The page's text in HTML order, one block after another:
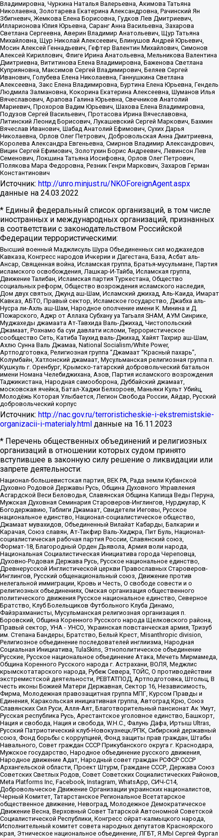
Владимировна, Чуркина Наталья Валерьевна, Акимова Татьяна
Николаевна, Золотарева Екатерина Александровна, Рачинский Ян
Збигневич, Жемкова Елена Борисовна, Гудков Лев Дмитриевич,
Илларионова Юлия Юрьевна, Саранг Анна Васильевна, Захарова
Светлана Сергеевна, Аверин Владимир Анатольевич, Щур Татьяна
Михайловна, Щур Николай Алексеевич, Блинушов Андрей Юрьевич,
Мосин Алексей Геннадьевич, Гефтер Валентин Михайлович, Симонов
Алексей Кириллович, Флиге Ирина Анатольевна, Мельникова Валентина
Дмитриевна, Вититинова Елена Владимировна, Баженова Светлана
Куприяновна, Максимов Сергей Владимирович, Беляев Сергей
Иванович, Голубева Елена Николаевна, Ганнушкина Светлана
Алексеевна, Закс Елена Владимировна, Буртина Елена Юрьевна, Гендель
Людмила Залмановна, Кокорина Екатерина Алексеевна, Шуманов Илья
Вячеславович, Арапова Галина Юрьевна, Свечников Анатолий
Мариевич, Прохоров Вадим Юрьевич, Шахова Елена Владимировна,
Подузов Сергей Васильевич, Протасова Ирина Вячеславовна,
Литинский Леонид Борисович, Лукашевский Сергей Маркович, Бахмин
Вячеслав Иванович, Шабад Анатолий Ефимович, Сухих Дарья
Николаевна, Орлов Олег Петрович, Добровольская Анна Дмитриевна,
Королева Александра Евгеньевна, Смирнов Владимир Александрович,
Вицин Сергей Ефимович, Золотухин Борис Андреевич, Левинсон Лев
Семенович, Локшина Татьяна Иосифовна, Орлов Олег Петрович,
Полякова Мара Федоровна, Резник Генри Маркович, Захаров Герман
Константинович
Источник: http://unro.minjust.ru/NKOForeignAgent.aspx
данные на 24.03.2022
* Единый федеральный список организаций, в том числе
иностранных и международных организаций, признанных
в соответствии с законодательством Российской
Федерации террористическими:
Высший военный Маджлисуль Шура Объединенных сил моджахедов
Кавказа, Конгресс народов Ичкерии и Дагестана, База, Асбат аль-
Ансар, Священная война, Исламская группа, Братья-мусульмане, Партия
исламского освобождения, Лашкар-И-Тайба, Исламская группа,
Движение Талибан, Исламская партия Туркестана, Общество
социальных реформ, Общество возрождения исламского наследия,
Дом двух святых, Джунд аш-Шам, Исламский джихад, Аль-Каида, Имарат
Кавказ, АБТО, Правый сектор, Исламское государство, Джабха аль-
Нусра ли-Ахль аш-Шам, Народное ополчение имени К. Минина и Д.
Пожарского, Аджр от Аллаха Субхану уа Тагьаля SHAM, АУМ Синрике,
Муджахеды джамаата Ат-Тавхида Валь-Джихад, Чистопольский
Джамаат, Рохнамо ба суи давлати исломи, Террористическое
сообщество Сеть, Катиба Таухид валь-Джихад, Хайят Тахрир аш-Шам,
Ахлю Сунна Валь Джамаа, National Socialism/White Power,
Артподготовка, Религиозная группа “Джамаат “Красный пахарь”,
Колумбайн, Хатлонский джамаат, Мусульманская религиозная группа п.
Кушкуль г. Оренбург, Крымско-татарский добровольческий батальон
имени Номана Челебиджихана, Азов, Партия исламского возрождения
Таджикистана, Народная самооборона, Дуббайский джамаат,
московская ячейка, Батал-Хаджи Белхороев, Маньяки Культ Убийц,
Молодёжь Которая Улыбается, Легион Свобода России, Айдар, Русский
добровольческий корпус
Источник: http://nac.gov.ru/terroristicheskie-i-ekstremistskie-
organizacii-i-materialy.html данные на 16.11.2023
* Перечень общественных объединений и религиозных
организаций в отношении которых судом принято
вступившее в законную силу решение о ликвидации или
запрете деятельности:
Национал-большевистская партия, ВЕК РА, Рада земли Кубанской
Духовно Родовой Державы Русь, Община Духовного Управления
Асгардской Веси Беловодья, Славянская Община Капища Веды Перуна,
Мужская Духовная Семинария Староверов-Инглингов, Нурджулар, К
Богодержавию, Таблиги Джамаат, Свидетели Иеговы, Русское
национальное единство, Национал-социалистическое общество,
Джамаат мувахидов, Объединенный Вилайат Кабарды, Балкарии и
Карачая, Союз славян, Ат-Такфир Валь-Хиджра, Пит Буль, Национал-
социалистическая рабочая партия России, Славянский союз,
Формат-18, Благородный Орден Дьявола, Армия воли народа,
Национальная Социалистическая Инициатива города Череповца,
Духовно-Родовая Держава Русь, Русское национальное единство,
Древнерусской Инглистической церкви Православных Староверов-
Инглингов, Русский общенациональный союз, Движение против
нелегальной иммиграции, Кровь и Честь, О свободе совести и о
религиозных объединениях, Омская организация общественного
политического движения Русское национальное единство, Северное
Братство, Клуб Болельщиков Футбольного Клуба Динамо,
Файзрахманисты, Мусульманская религиозная организация п.
Боровский, Община Коренного Русского народа Щелковского района,
Правый сектор, УНА - УНСО, Украинская повстанческая армия, Тризуб
им. Степана Бандеры, Братство, Белый Крест, Misanthropic division,
Религиозное объединение последователей инглиизма, Народная
Социальная Инициатива, TulaSkins, Этнополитическое объединение
Русские, Русское национальное объединение Атака, Мечеть Мирмамеда,
Община Коренного Русского народа г. Астрахани, ВОЛЯ, Меджлис
крымскотатарского народа, Рубеж Севера, ТОЙС, О противодействии
экстремистской деятельности, РЕВТАТПОД, Артподготовка, Штольц, В
честь иконы Божией Матери Державная, Сектор 16, Независимость,
Фирма, Молодежная правозащитная группа МПГ, Курсом Правды и
Единения, Каракольская инициативная группа, Автоград Крю, Союз
Славянских Сил Руси, Алля-Аят, Благотворительный пансионат Ак Умут,
Русская республика Русь, Арестантское уголовное единство, Башкорт,
Нация и свобода, Нация и свобода, W.H.С., Фалунь Дафа, Иртыш Ultras,
Русский Патриотический клуб-Новокузнецк/РПК, Сибирский державный
союз, Фонд борьбы с коррупцией, Фонд защиты прав граждан, Штабы
Навального, Совет граждан СССР Прикубанского округа г. Краснодара,
Мужское государство, Народное объединение русского движения,
Народное движение Адат, Народный совет граждан РСФСР СССР
Архангельской области, Проект Штурм, Граждане СССР, Держава Союз
Советских Светлых Родов, Совет Советских Социалистических Районов,
Meta Platforms Inc, Facebook, Instagram, WhatsApp, СИЧ-С14,
Добровольческое Движение Организации украинских националистов,
Черный Комитет, Татарстанское Региональное Всетатарское
общественное движение, Невоград, Молодежное Демократическое
Движение Весна, Верховный Совет Татарской Автономной Советской
Социалистической Республики, Конгресс ойрат-калмыцкого народа,
Исполнительный комитет совета народных депутатов Красноярского
края, Этническое национальное объединение, ЛГБТ, Я.МЫ Сергей Фургал